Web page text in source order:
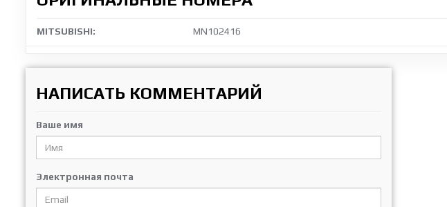
MITSUBISHI: MN102416
НАПИСАТЬ КОММЕНТАРИЙ
Ваше имя
Электронная почта